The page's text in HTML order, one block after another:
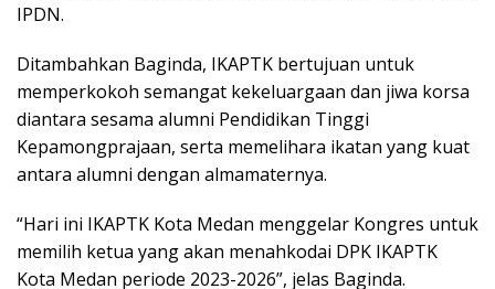
IPDN.
Ditambahkan Baginda, IKAPTK bertujuan untuk
memperkokoh semangat kekeluargaan dan jiwa korsa
diantara sesama alumni Pendidikan Tinggi
Kepamongprajaan, serta memelihara ikatan yang kuat
antara alumni dengan almamaternya.
“Hari ini IKAPTK Kota Medan menggelar Kongres untuk
memilih ketua yang akan menahkodai DPK IKAPTK
Kota Medan periode 2023-2026”, jelas Baginda.